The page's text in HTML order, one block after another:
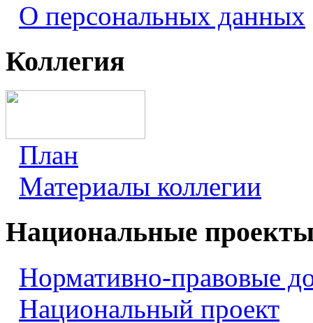
О персональных данных
Коллегия
План
Материалы коллегии
Национальные
Нормативно-правовые
Национальный проект